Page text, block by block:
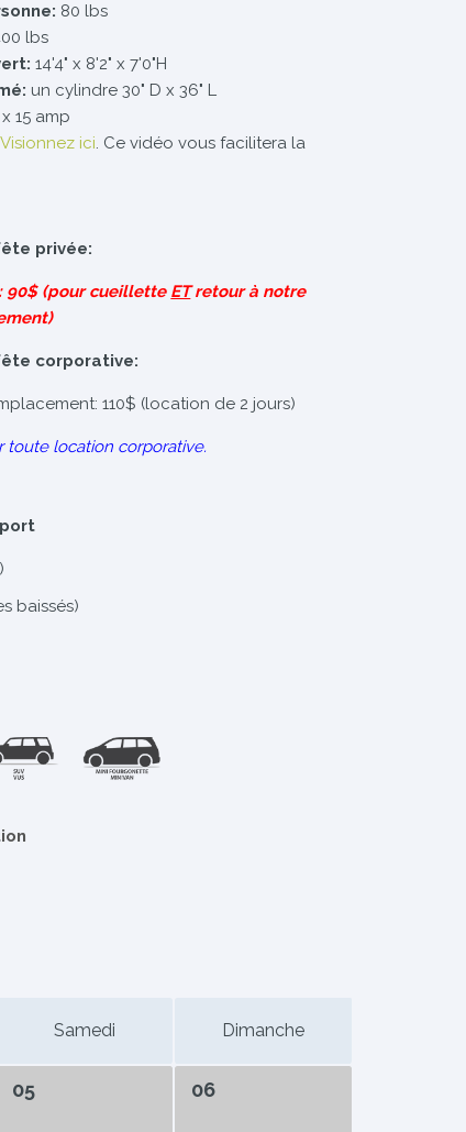
80 lbs
lbs
14'4" x 8'2" x 7'0"H
un cylindre 30" D x 36" L
x 15 amp
Visionnez ici. Ce vidéo vous facilitera la
privée:
90$ (pour cueillette ETretour à notre
corporative:
110$ (location de 2 jours)
toute location corporative.
baissés)
Samedi Dimanche
05 06